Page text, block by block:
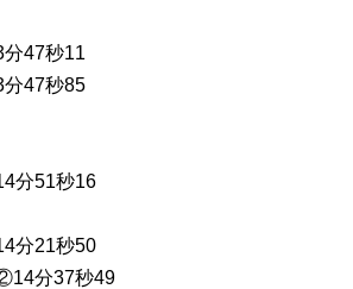
47秒11
47秒85
分51秒16
分21秒50
分37秒49